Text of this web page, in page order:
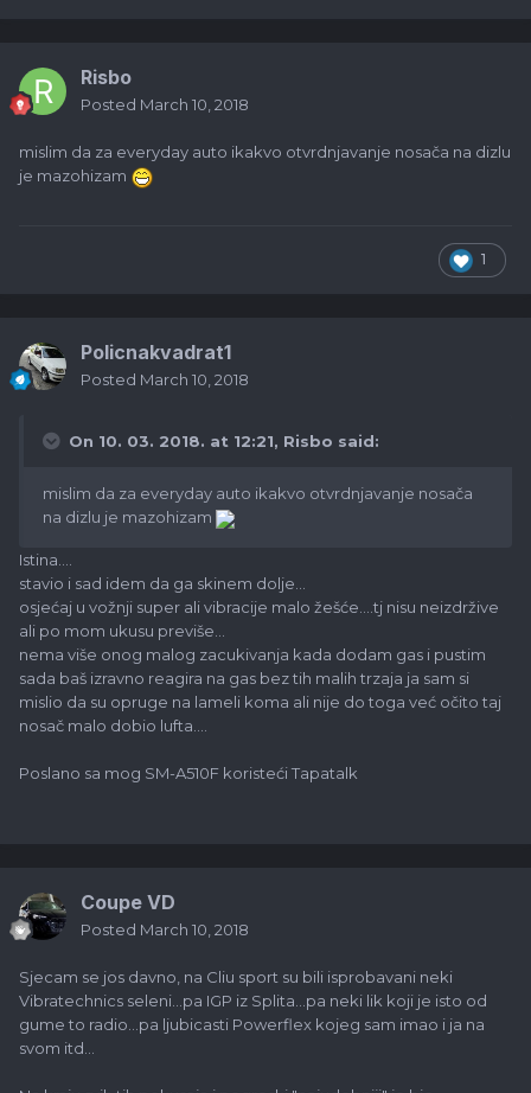
Risbo
Posted March 10, 2018
mislim da za everyday auto ikakvo otvrdnjavanje nosača na dizlu
je mazohizam
1
Policnakvadrat1
Posted March 10, 2018
On 10. 03. 2018. at 12:21, Risbo said:
mislim da za everyday auto ikakvo otvrdnjavanje nosača
na dizlu je mazohizam
Istina....
stavio i sad idem da ga skinem dolje...
osjećaj u vožnji super ali vibracije malo žešće....tj nisu neizdržive
ali po mom ukusu previše...
nema više onog malog zacukivanja kada dodam gas i pustim
sada baš izravno reagira na gas bez tih malih trzaja ja sam si
mislio da su opruge na lameli koma ali nije do toga već očito taj
nosač malo dobio lufta....
Poslano sa mog SM-A510F koristeći Tapatalk
Coupe VD
Posted March 10, 2018
Sjecam se jos davno, na Cliu sport su bili isprobavani neki
Vibratechnics seleni...pa IGP iz Splita...pa neki lik koji je isto od
gume to radio...pa ljubicasti Powerflex kojeg sam imao i ja na
svom itd...